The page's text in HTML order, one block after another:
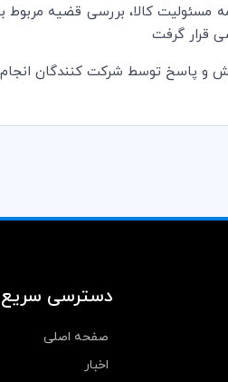
مسئولیت کالا، بررسی قضیه
قرار گرفت
و پاسخ توسط شرکت کنندگان
دسترسی سریع
صفحه اصلی
اخبار